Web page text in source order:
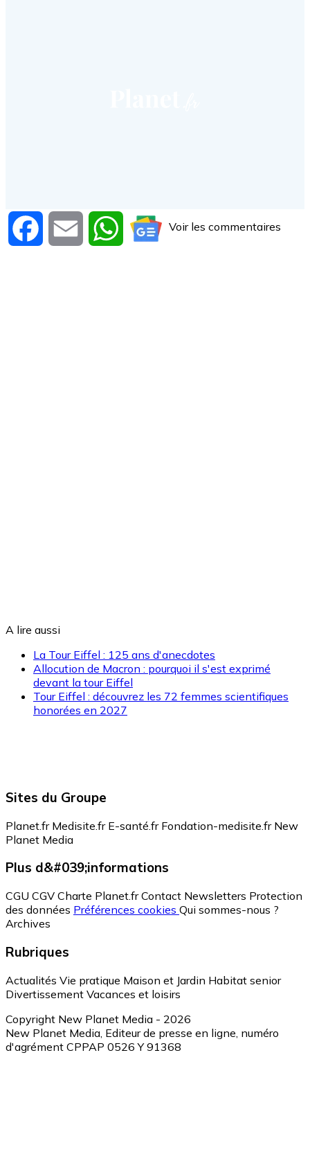
Facebook Email WhatsAppVoir les commentaires
A lire aussi
La Tour Eiffel : 125 ans d'anecdotes
Allocution de Macron : pourquoi il s'est exprimé
devant la tour Eiffel
Tour Eiffel : découvrez les 72 femmes scientifiques
honorées en 2027
Sites du Groupe
Planet.fr Medisite.fr E-santé.fr Fondation-medisite.fr New
Planet Media
Plus d&#039;informations
CGU CGV Charte Planet.fr Contact Newsletters Protection
des données Préférences cookies Qui sommes-nous ?
Archives
Rubriques
Actualités Vie pratique Maison et Jardin Habitat senior
Divertissement Vacances et loisirs
Copyright New Planet Media - 2026
New Planet Media, Editeur de presse en ligne, numéro
d'agrément CPPAP 0526 Y 91368